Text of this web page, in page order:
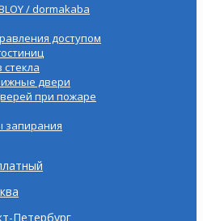
/ dormakaba
доступом
двери
при пожаре
запирания
Петербург